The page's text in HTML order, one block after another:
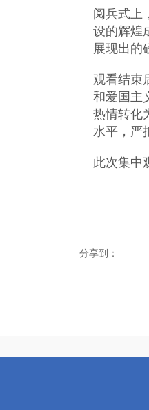
阅兵式上
设的辉煌
展现出的
观看结束
和爱国主
热情转化
水平，严
此次集中
分享到：